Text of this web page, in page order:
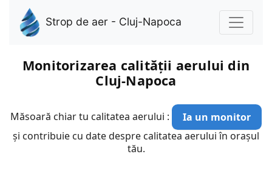
Strop de aer - Cluj-Napoca
Monitorizarea calității aerului din
Cluj-Napoca
Măsoară chiar tu calitatea aerului :
Ia un monitor
și contribuie cu date despre calitatea aerului în orașul
tău.